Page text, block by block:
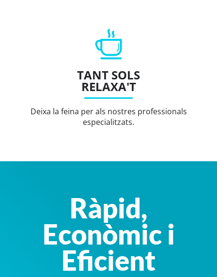
TANT SOLS
RELAXA'T
Deixa la feina per als nostres professionals
especialitzats.
Ràpid,
Econòmic i
Eficient